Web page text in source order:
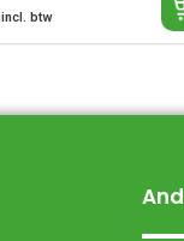
incl. btw